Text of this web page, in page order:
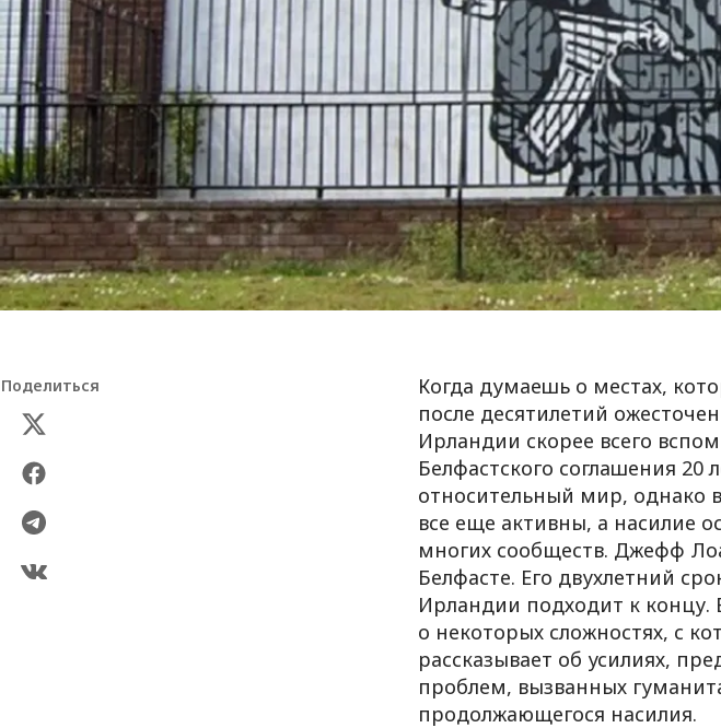
Поделиться
Когда думаешь о местах,
после десятилетий
Ирландии скорее всего
Белфастского соглашения 20
относительный мир, однако
все еще активны, а насилие
многих сообществ. Джефф
Белфасте. Его двухлетний
Ирландии подходит к концу.
о некоторых сложностях, с
рассказывает об усилиях,
проблем, вызванных
продолжающегося насилия.